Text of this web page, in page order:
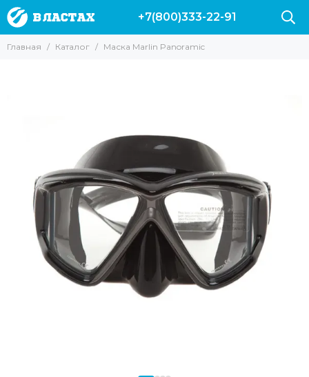
+7(800)333-22-91
Главная Каталог Маска Marlin Panoramic